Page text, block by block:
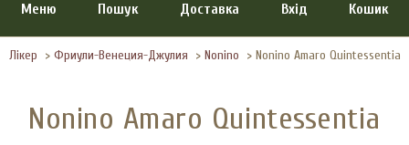
Меню Пошук Доставка Вхід Кошик
Лікер > Фриули-Венеция-Джулия > Nonino > Nonino Amaro Quintessentia
Nonino Amaro Quintessentia